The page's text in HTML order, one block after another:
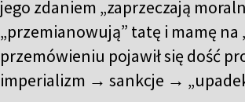
jego zdaniem „zaprzeczają
„przemianowują” tatę i mamę na
przemówieniu pojawił się dość
imperializm → sankcje →